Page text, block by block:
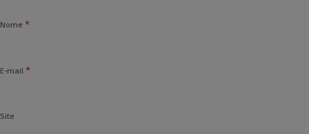
Nome*
E-mail*
Site